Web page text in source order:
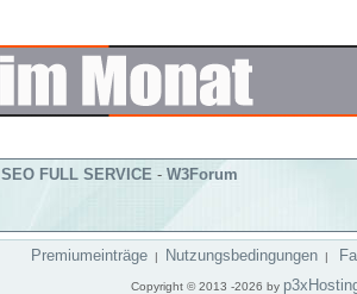
SEO FULL SERVICE - W3Forum
Premiumeinträge | Nutzungsbedingungen |
Copyright © 2013 -2026 by